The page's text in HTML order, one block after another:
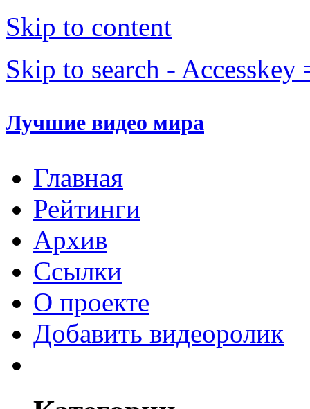
Skip to content
Skip to search - Accesskey
Лучшие видео мира
Главная
Рейтинги
Архив
Ссылки
О проекте
Добавить видеоролик